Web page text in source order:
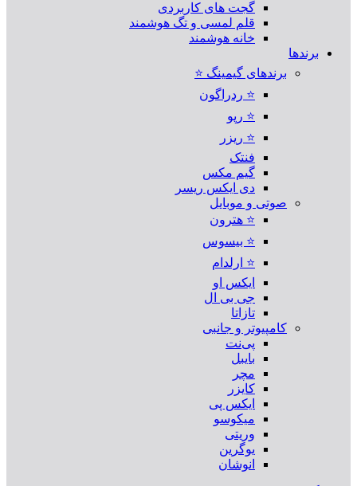
گجت های کاربردی
قلم لمسی و تگ هوشمند
خانه هوشمند
برندها
برندهای گیمینگ ⭐
⭐ ردراگون
⭐ رپو
⭐ ریزر
فنتک
گیم مکس
دی ایکس ریسر
صوتی و موبایل
⭐ هترون
⭐ بیسوس
⭐ ارلدام
ایکس او
جی بی ال
تازاتا
کامپیوتر و جانبی
پی‌نت
بایبل
مچر
کایزر
ایکس پی
میکوسو
وریتی
یوگرین
انوشان